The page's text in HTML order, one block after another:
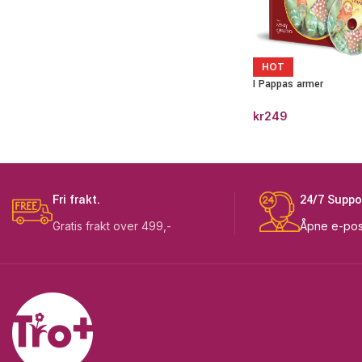
HOT
I Pappas armer
kr249
Fri frakt.
Gratis frakt over 499,-
24/7
Åpne e-